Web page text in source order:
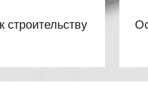
строительству